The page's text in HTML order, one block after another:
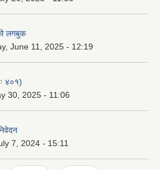
लगबुक
June 11, 2025 - 12:19
४०१)
30, 2025 - 11:06
7, 2024 - 15:11